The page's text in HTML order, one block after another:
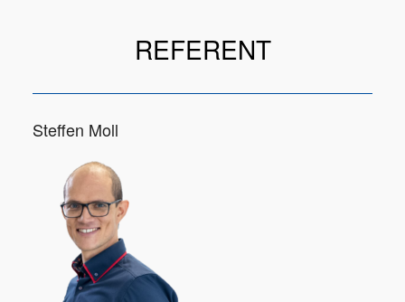
REFERENT
Steffen Moll